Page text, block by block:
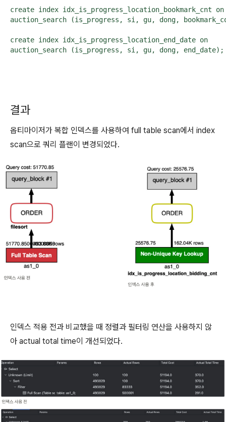
create index idx_is_progress_location_bookmark_cnt
auction_search (is_progress, si, gu, dong,
create index idx_is_progress_location_end_date on
auction_search (is_progress, si, gu, dong, end_date);
결과
옵티마이저가 복합 인덱스를 사용하여 full table scan에서 index
scan으로 쿼리 플랜이 변경되었다.
인덱스 적용 전과 비교했을 때 정렬과 필터링 연산을 사용하지 않
아 actual total time이 개선되었다.